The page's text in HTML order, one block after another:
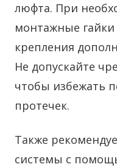
люфта. При
монтажные гайки
крепления
Не допускайте
чтобы избежать
протечек.
Также
системы с